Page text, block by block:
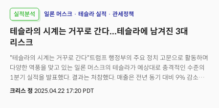
실적분석 일론 머스크 테슬라 실적 관세정책
테슬라의 시계는 거꾸로 간다...테슬라에 남겨진 3대
리스크
"테슬라의 시계는 거꾸로 간다"트럼프 행정부의 주요 정치 고문으로 활동하며
다양한 역풍을 맞고 있는 일론 머스크의 테슬라가 예상대로 충격적인 수준의
1분기 실적을 발표했다. 결과는 처참했다. 매출은 전년 동기 대비 9% 감소한
193억 달러를 기록했고 특히 순이익은 무려 71%나 감소한 4억 900만
크리스 정 2025.04.22 17:20 PDT